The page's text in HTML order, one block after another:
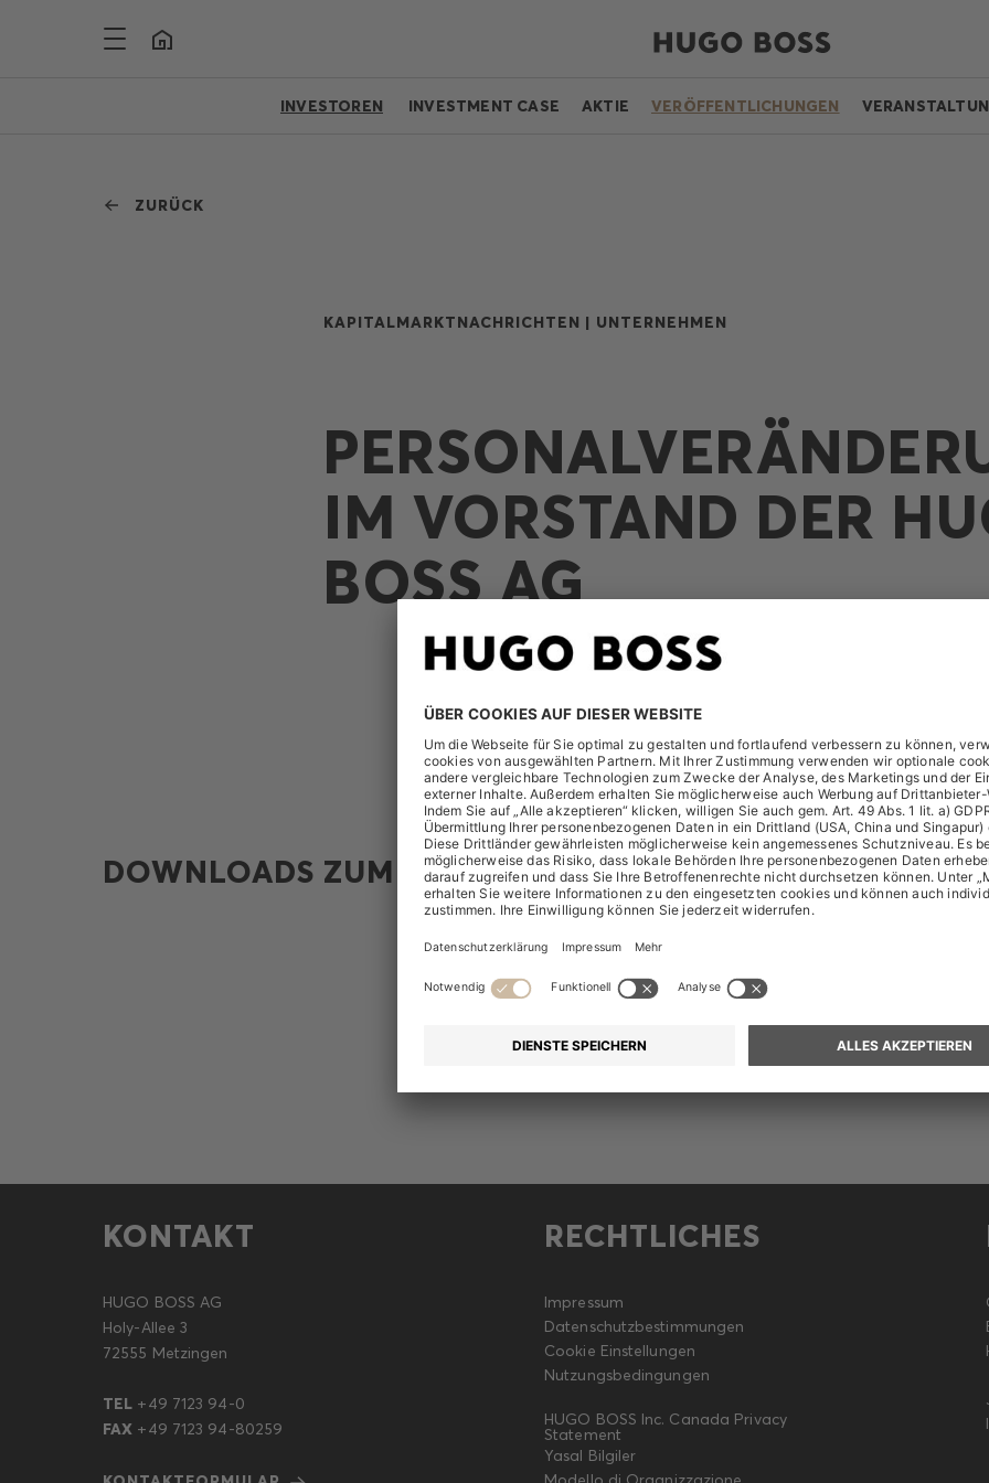
INVESTOREN INVESTMENT CASE AKTIE VERÖFFENTLICHUNGEN
ZURÜCK
KAPITALMARKTNACHRICHTEN | UNTERNEHMEN
IM VORSTAND DER
BOSS AG
DOWNLOADS ZUM THEMA
KONTAKT
HUGO BOSS AG
Holy-Allee 3
72555 Metzingen
TEL +49 7123 94-0
FAX +49 7123 94-80259
RECHTLICHES
Impressum
Datenschutzbestimmungen
Cookie Einstellungen
Nutzungsbedingungen
HUGO BOSS Inc. Canada Privacy
Statement
Yasal Bilgiler